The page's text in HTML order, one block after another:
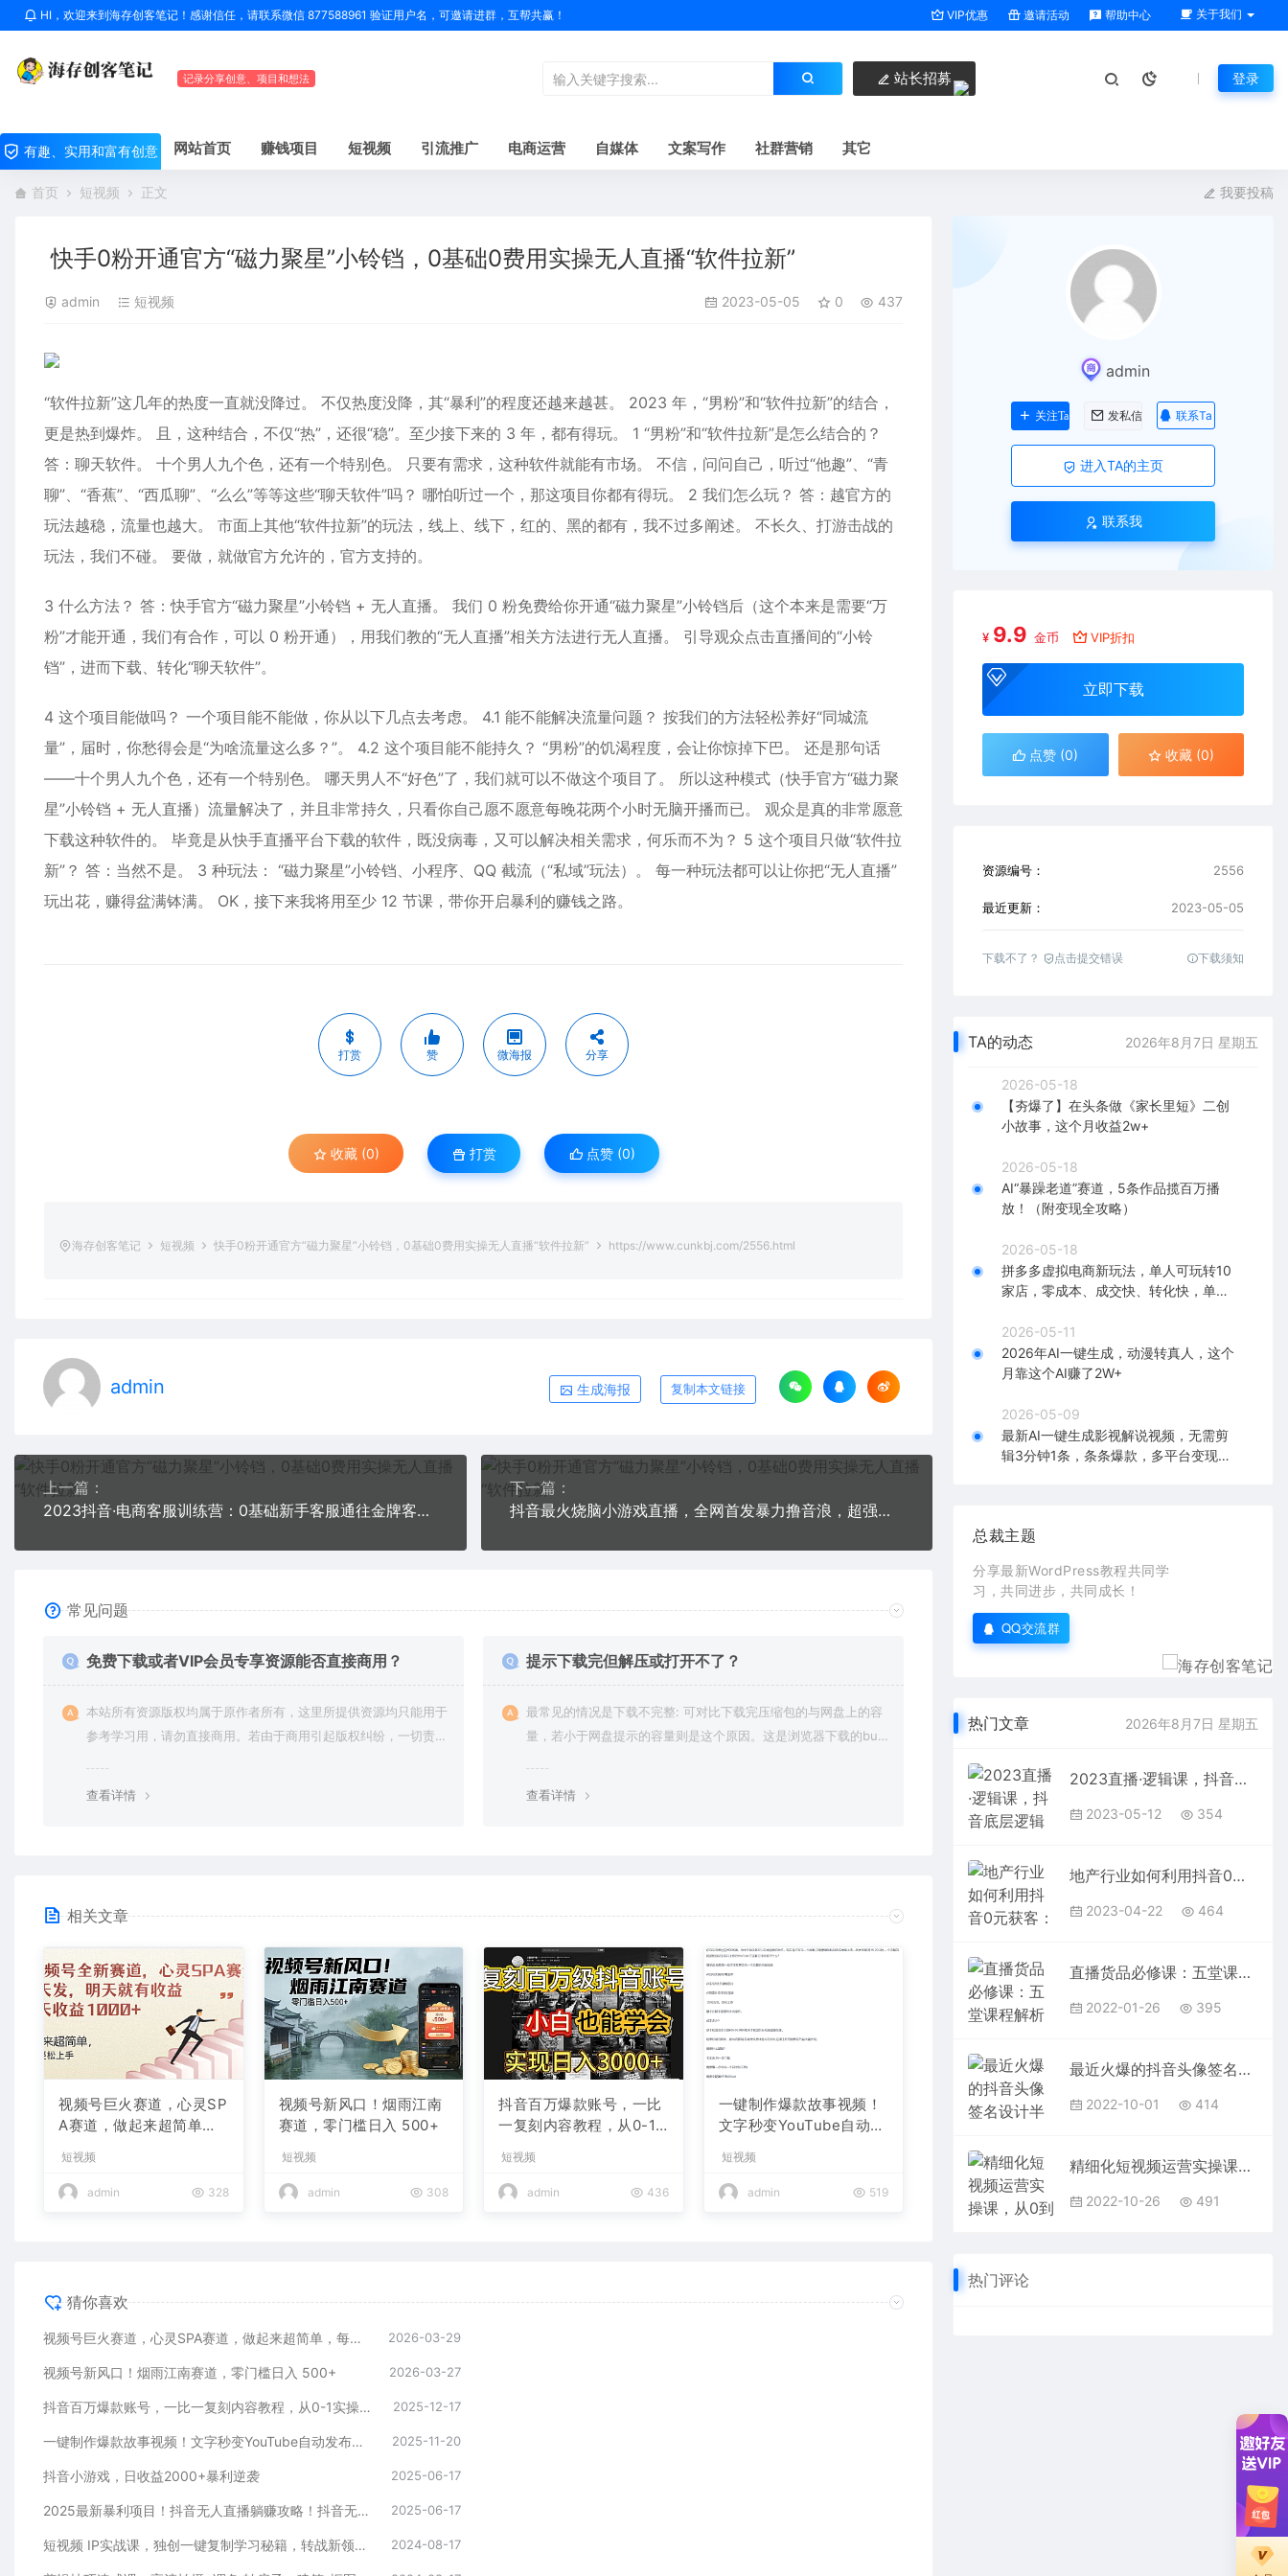
HI，欢迎来到海存创客笔记！感谢信任，请联系微信 877588961 验证用户名，可邀请进群，互帮共赢！ VIP优惠 邀请活动 帮助中心 关于我们
记录分享创意、项目和想法 站长招募 登录
有趣、实用和富有创意 网站首页 赚钱项目 短视频 引流推广 电商运营 自媒体 文案写作 社群营销 其它
首页 短视频 正文 我要投稿
快手0粉开通官方“磁力聚星”小铃铛，0基础0费用实操无人直播“软件拉新”
admin 短视频 2023-05-05 0 437
“软件拉新”这几年的热度一直就没降过。 不仅热度没降，其“暴利”的程度还越来越甚。 2023 年，“男粉”和“软件拉新”的结合，
更是热到爆炸。 且，这种结合，不仅“热”，还很“稳”。至少接下来的 3 年，都有得玩。 1 “男粉”和“软件拉新”是怎么结合的？
答：聊天软件。 十个男人九个色，还有一个特别色。 只要有需求，这种软件就能有市场。 不信，问问自己，听过“他趣”、“青
聊”、“香蕉”、“西瓜聊”、“么么”等等这些“聊天软件”吗？ 哪怕听过一个，那这项目你都有得玩。 2 我们怎么玩？ 答：越官方的
玩法越稳，流量也越大。 市面上其他“软件拉新”的玩法，线上、线下，红的、黑的都有，我不过多阐述。 不长久、打游击战的
玩法，我们不碰。 要做，就做官方允许的，官方支持的。
3 什么方法？ 答：快手官方“磁力聚星”小铃铛 + 无人直播。 我们 0 粉免费给你开通“磁力聚星”小铃铛后（这个本来是需要“万
粉”才能开通，我们有合作，可以 0 粉开通），用我们教的“无人直播”相关方法进行无人直播。 引导观众点击直播间的“小铃
铛”，进而下载、转化“聊天软件”。
4 这个项目能做吗？ 一个项目能不能做，你从以下几点去考虑。 4.1 能不能解决流量问题？ 按我们的方法轻松养好“同城流
量”，届时，你愁得会是“为啥流量这么多？”。 4.2 这个项目能不能持久？ “男粉”的饥渴程度，会让你惊掉下巴。 还是那句话
——十个男人九个色，还有一个特别色。 哪天男人不“好色”了，我们就可以不做这个项目了。 所以这种模式（快手官方“磁力聚
星”小铃铛 + 无人直播）流量解决了，并且非常持久，只看你自己愿不愿意每晚花两个小时无脑开播而已。 观众是真的非常愿意
下载这种软件的。 毕竟是从快手直播平台下载的软件，既没病毒，又可以解决相关需求，何乐而不为？ 5 这个项目只做“软件拉
新”？ 答：当然不是。 3 种玩法： “磁力聚星”小铃铛、小程序、QQ 截流（“私域”玩法）。 每一种玩法都可以让你把“无人直播”
玩出花，赚得盆满钵满。 OK，接下来我将用至少 12 节课，带你开启暴利的赚钱之路。
打赏 赞 微海报 分享
收藏 (0) 打赏 点赞 (0)
海存创客笔记 短视频 快手0粉开通官方“磁力聚星”小铃铛，0基础0费用实操无人直播“软件拉新” https://www.cunkbj.com/2556.html
admin 生成海报 复制本文链接
上一篇：
2023抖音·电商客服训练营：0基础新手客服通往金牌客服之路
下一篇：
抖音最火烧脑小游戏直播，全网首发暴力撸音浪，超强的涨粉能力
常见问题
免费下载或者VIP会员专享资源能否直接商用？
本站所有资源版权均属于原作者所有，这里所提供资源均只能用于
参考学习用，请勿直接商用。若由于商用引起版权纠纷，一切责任
查看详情
提示下载完但解压或打开不了？
最常见的情况是下载不完整: 可对比下载完压缩包的与网盘上的容
量，若小于网盘提示的容量则是这个原因。这是浏览器下载的bu
查看详情
相关文章
视频号巨火赛道，心灵SP
A赛道，做起来超简单，
短视频
admin 328
视频号新风口！烟雨江南
赛道，零门槛日入 500+
短视频
admin 308
抖音百万爆款账号，一比
一复刻内容教程，从0-1
复制爆款，月入10w+
短视频
admin 436
一键制作爆款故事视频！
文字秒变YouTube自动发
短视频
admin 519
猜你喜欢
视频号巨火赛道，心灵SPA赛道，做起来超简单，每天收益800+ 2026-03-29
视频号新风口！烟雨江南赛道，零门槛日入 500+ 2026-03-27
抖音百万爆款账号，一比一复刻内容教程，从0-1实操课，小白也能学会，复制爆款，月入10w+ 2025-12-17
一键制作爆款故事视频！文字秒变YouTube自动发布的傻瓜式教程 2025-11-20
抖音小游戏，日收益2000+暴利逆袭 2025-06-17
2025最新暴利项目！抖音无人直播躺赚攻略！抖音无人直播3.0玩法！0门槛… 2025-06-17
短视频 IP实战课，独创一键复制学习秘籍，转战新领域，月赚五万轻松行 2024-08-17
admin
关注Ta 发私信 联系Ta
进入TA的主页
联系我
¥ 9.9 金币 VIP折扣
立即下载
点赞 (0) 收藏 (0)
资源编号： 2556
最近更新： 2023-05-05
下载不了？ 点击提交错误 下载须知
TA的动态 2026年8月7日 星期五
2026-05-18
【夯爆了】在头条做《家长里短》二创
小故事，这个月收益2w+
2026-05-18
AI“暴躁老道”赛道，5条作品揽百万播
放！（附变现全攻略）
2026-05-18
拼多多虚拟电商新玩法，单人可玩转10
家店，零成本、成交快、转化快，单店
2026-05-11
2026年AI一键生成，动漫转真人，这个
月靠这个AI赚了2W+
2026-05-09
最新AI一键生成影视解说视频，无需剪
辑3分钟1条，条条爆款，多平台变现日
总裁主题
分享最新WordPress教程共同学
习，共同进步，共同成长！
QQ交流群
热门文章 2026年8月7日 星期五
2023直播·逻辑课，抖音底层逻辑+实操方法掌握，锻炼提升直播能力
2023-05-12 354
地产行业如何利用抖音0元获客：地产项目0-1快速引爆短视频流量，干货教学
2023-04-22 464
直播货品必修课：五堂课程解析直播间选品、测品、排品、打品的底层运营逻辑
2022-01-26 395
最近火爆的抖音头像签名设计半无人直播直播项目：直播教程+素材+直播话术
2022-10-01 414
精细化短视频运营实操课，从0到1做短视频运营：算法篇+定位篇+内容篇
2022-10-26 491
热门评论